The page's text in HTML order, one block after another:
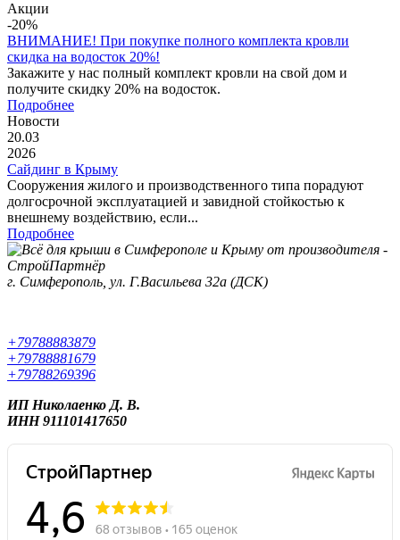
Акции
-20%
ВНИМАНИЕ! При покупке полного комплекта кровли
скидка на водосток 20%!
Закажите у нас полный комплект кровли на свой дом и
получите скидку 20% на водосток.
Подробнее
Новости
20.03
2026
Сайдинг в Крыму
Сооружения жилого и производственного типа порадуют
долгосрочной эксплуатацией и завидной стойкостью к
внешнему воздействию, если...
Подробнее
г. Симферополь, ул. Г.Васильева 32а (ДСК)
+79788883879
+79788881679
+79788269396
ИП Николаенко Д. В.
ИНН 911101417650